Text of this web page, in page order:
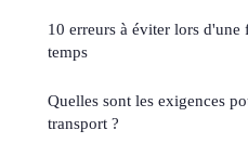
10 erreurs à éviter lors
temps
Quelles sont les exigences
transport ?